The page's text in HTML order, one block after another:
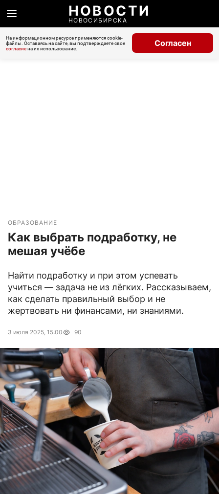
НОВОСТИ
НОВОСИБИРСКА
На информационном ресурсе применяются cookie-
файлы. Оставаясь на сайте, вы подтверждаете свое
согласиена их использование.
Согласен
ОБРАЗОВАНИЕ
Как выбрать подработку, не
мешая учёбе
Найти подработку и при этом успевать
учиться — задача не из лёгких. Рассказываем,
как сделать правильный выбор и не
жертвовать ни финансами, ни знаниями.
3 июля 2025, 15:00 90